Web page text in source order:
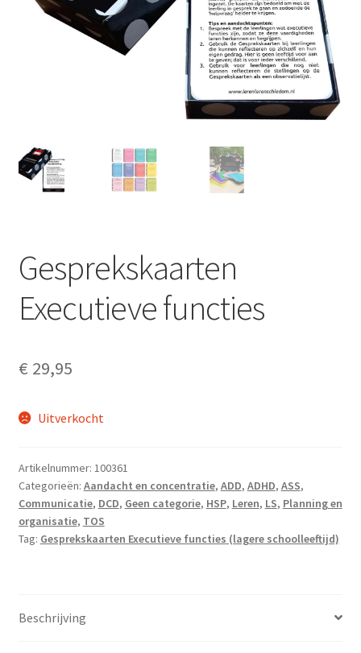
KOOPJES
Gesprekskaarten
Executieve functies
€ 29,95
Uitverkocht
Artikelnummer: 100361
Categorieën: Aandacht en concentratie, ADD, ADHD, ASS,
Communicatie, DCD, Geen categorie, HSP, Leren, LS, Planning en
organisatie, TOS
Tag: Gesprekskaarten Executieve functies (lagere schoolleeftijd)
Beschrijving